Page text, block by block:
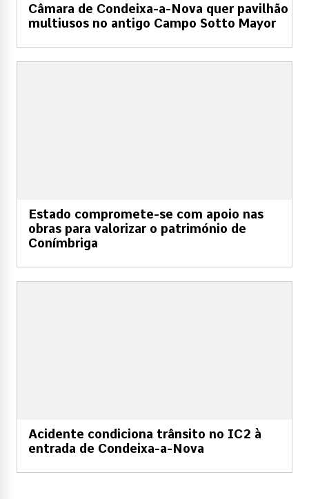
Câmara de Condeixa-a-Nova quer pavilhão
multiusos no antigo Campo Sotto Mayor
Estado compromete-se com apoio nas
obras para valorizar o património de
Conímbriga
Acidente condiciona trânsito no IC2 à
entrada de Condeixa-a-Nova